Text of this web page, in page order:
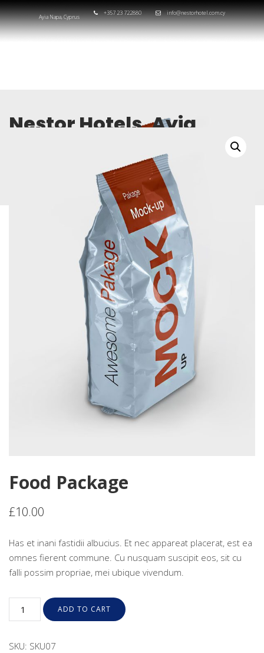
Ayia Napa, Cyprus
+357 23 722880 info@nestorhotel.com.cy
Nestor Hotels, Ayia
FOOD PACKAGE
Food Package
£10.00
Has et inani fastidii albucius. Et nec appareat placerat, est ea
omnes fierent commune. Cu nusquam suscipit eos, sit cu
falli possim propriae, mei ubique vivendum.
ADD TO CART
SKU: SKU07